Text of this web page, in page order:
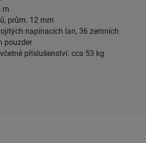
m
prům. 12 mm
napínacích lan, 36 zemních
pouzder
příslušenství: cca 53 kg